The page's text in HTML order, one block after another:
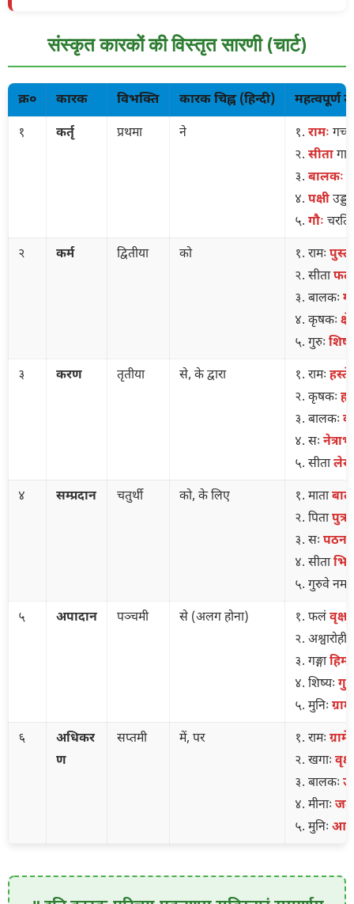
संस्कृत कारकों की विस्तृत सारणी (चार्ट)
क्र० कारक विभक्ति कारक चिह्न (हिन्दी) महत्वपूर्ण
१ कर्तृ प्रथमा ने १. रामः
२. सीता
३. बालकः
४. पक्षी
५. गौः चरति।
२ कर्म द्वितीया को १. रामः
२. सीताफलं
३. बालकः
४. कृषकः
५. गुरुः शिष्यं
३ करण तृतीया से, के द्वारा १. रामः
२. कृषकः
३. बालकः
४. सः
५. सीता
४ सम्प्रदान चतुर्थी को, के लिए १. माता
२. पिता
३. सः
४. सीता
५. गुरुवे नमः
५ अपादान पञ्चमी से (अलग होना) १. फलं
२. अश्वारोही
३. गङ्गा
४. शिष्यः
५. मुनिः
६
अधिकर
ण
सप्तमी में, पर १. रामः ग्रामे
२. खगाः
३. बालकः
४. मीनाः जले
५. मुनिः